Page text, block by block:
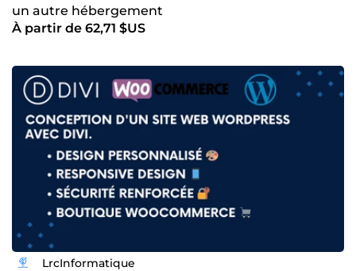
un autre hébergement
À partir de 62,71 $US
LrcInformatique